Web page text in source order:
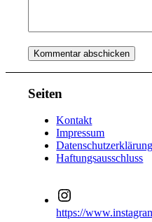
Seiten
Kontakt
Impressum
Datenschutzerklärung
Haftungsausschluss
https://